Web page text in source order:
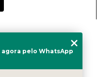
agora pelo WhatsApp